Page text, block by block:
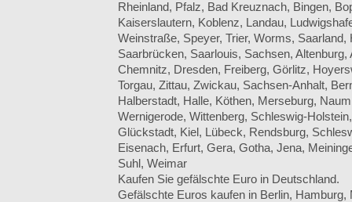
Rheinland, Pfalz, Bad Kreuznach, Bingen,
Kaiserslautern, Koblenz, Landau,
Weinstraße, Speyer, Trier, Worms, Saarland,
Saarbrücken, Saarlouis, Sachsen,
Chemnitz, Dresden, Freiberg, Görlitz,
Torgau, Zittau, Zwickau, Sachsen-Anhalt,
Halberstadt, Halle, Köthen, Merseburg,
Wernigerode, Wittenberg, Schleswig-
Glückstadt, Kiel, Lübeck, Rendsburg,
Eisenach, Erfurt, Gera, Gotha, Jena,
Suhl, Weimar
Kaufen Sie gefälschte Euro in Deutschland.
Gefälschte Euros kaufen in Berlin,